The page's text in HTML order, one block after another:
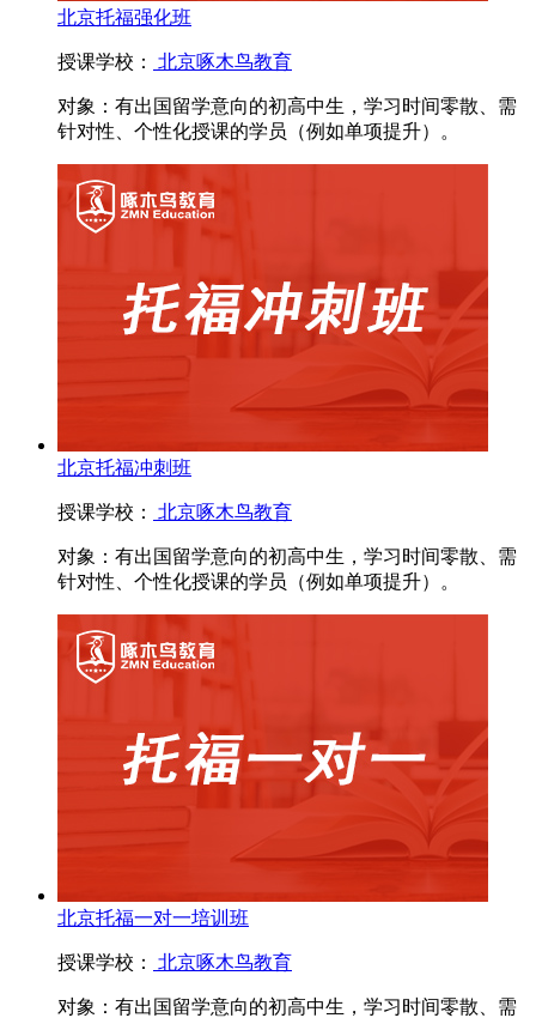
北京托福强化班
授课学校： 北京啄木鸟教育
对象： 有出国留学意向的初高中生，学习时间零散、需
针对性、个性化授课的学员（例如单项提升）。
北京托福冲刺班
授课学校： 北京啄木鸟教育
对象： 有出国留学意向的初高中生，学习时间零散、需
针对性、个性化授课的学员（例如单项提升）。
北京托福一对一培训班
授课学校： 北京啄木鸟教育
对象： 有出国留学意向的初高中生，学习时间零散、需